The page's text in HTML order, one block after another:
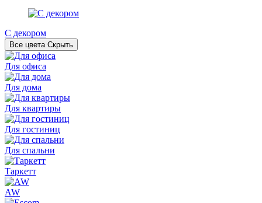
С декором
Все цвета Скрыть
Для офиса
Для дома
Для квартиры
Для гостиниц
Для спальни
Таркетт
AW